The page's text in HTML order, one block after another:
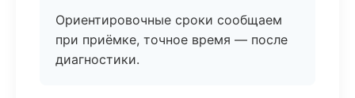
Ориентировочные сроки сообщаем
при приёмке, точное время — после
диагностики.